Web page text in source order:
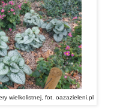
wielkolistnej, fot. oazazieleni.pl